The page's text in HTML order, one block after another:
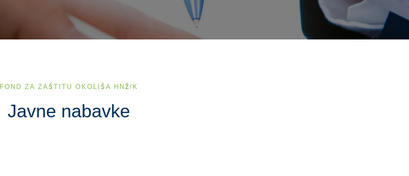
FOND ZA ZAŠTITU OKOLIŠA HNŽ/K
Javne nabavke